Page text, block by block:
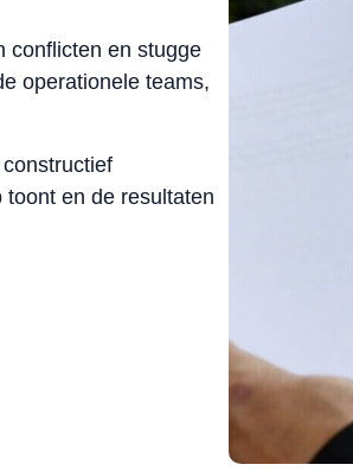
conflicten en stugge
operationele teams,
en de resultaten